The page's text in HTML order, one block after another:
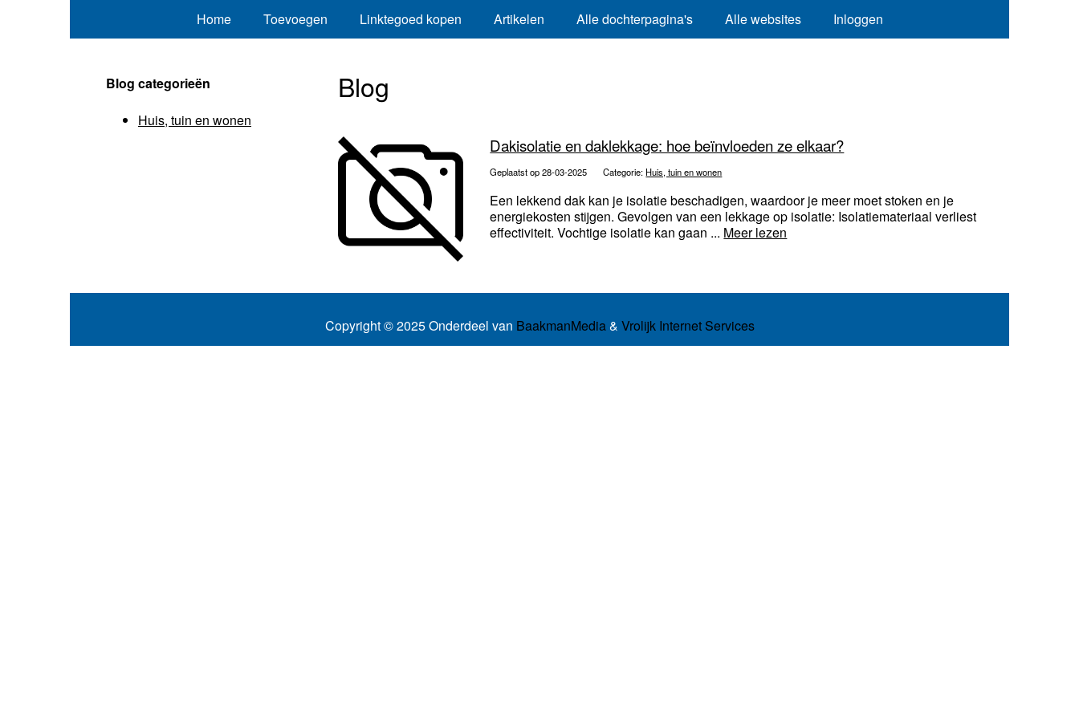
Home Toevoegen Linktegoed kopen Artikelen Alle dochterpagina's Alle websites Inloggen
Blog
Dakisolatie en daklekkage: hoe beïnvloeden ze elkaar?
Geplaatst op 28-03-2025 Categorie: Huis, tuin en wonen
Een lekkend dak kan je isolatie beschadigen, waardoor je meer moet stoken en je
energiekosten stijgen. Gevolgen van een lekkage op isolatie: Isolatiemateriaal verliest
effectiviteit. Vochtige isolatie kan gaan ... Meer lezen
Blog categorieën
Huis, tuin en wonen
Copyright © 2025 Onderdeel van BaakmanMedia& Vrolijk Internet Services